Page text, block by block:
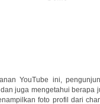
YouTube ini,
juga mengetahui berapa
foto profil dari